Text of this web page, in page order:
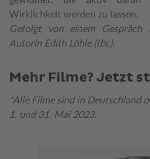
Wirklichkeit werden zu lassen.
Gefolgt von einem
Autorin Edith Löhle (tbc).
Mehr Filme? Jetzt
*Alle Filme sind in Deutschland
1. und 31. Mai 2023.